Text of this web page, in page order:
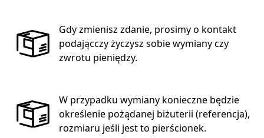
Gdy zmienisz zdanie, prosimy o kontakt
podającczy życzysz sobie wymiany czy
zwrotu pieniędzy.
W przypadku wymiany konieczne będzie
określenie pożądanej biżuterii (referencja),
rozmiaru jeśli jest to pierścionek.